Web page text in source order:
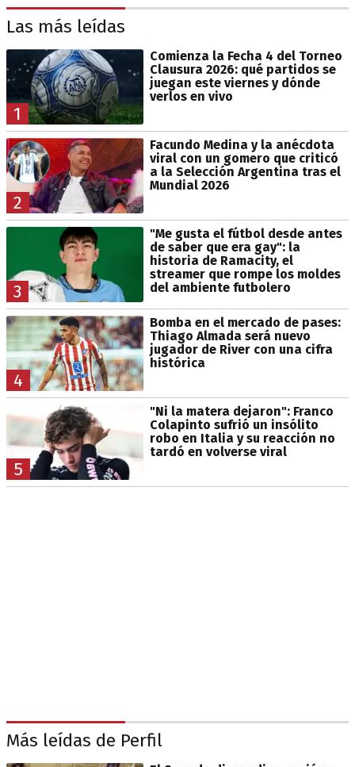
Las más leídas
1
Comienza la Fecha 4 del Torneo
Clausura 2026: qué partidos se
juegan este viernes y dónde
verlos en vivo
2
Facundo Medina y la anécdota
viral con un gomero que criticó
a la Selección Argentina tras el
Mundial 2026
3
"Me gusta el fútbol desde antes
de saber que era gay": la
historia de Ramacity, el
streamer que rompe los moldes
del ambiente futbolero
4
Bomba en el mercado de pases:
Thiago Almada será nuevo
jugador de River con una cifra
histórica
5
"Ni la matera dejaron": Franco
Colapinto sufrió un insólito
robo en Italia y su reacción no
tardó en volverse viral
Más leídas de Perfil